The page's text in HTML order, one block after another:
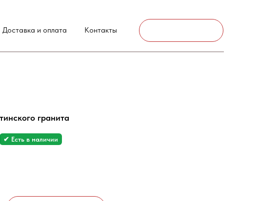
Контакты
Доставка и оплата
гранита
✔ Есть в наличии